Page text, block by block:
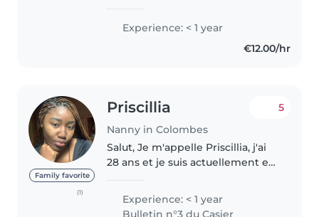
attention. Bien que je n'aie pas
encore beaucoup d'expérience,
Experience: < 1 year
€12.00/hr
Family favorite
(1)
Priscillia
Nanny in Colombes
5
Salut, Je m'appelle Priscillia, j'ai
28 ans et je suis actuellement en
fratrie de 9 enfants et issue
Experience: < 1 year
Bulletin n°3 du Casier